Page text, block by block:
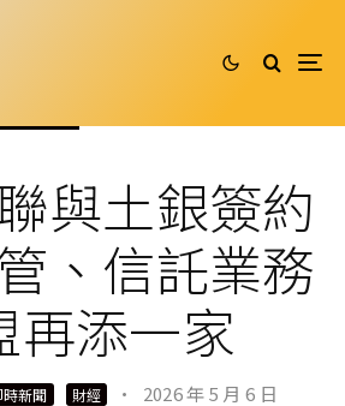
與土銀簽約
、信託業務
再添一家
時新聞 財經 · 2026 年 5 月 6 日